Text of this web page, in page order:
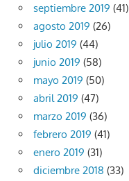
septiembre 2019 (41)
agosto 2019 (26)
julio 2019 (44)
junio 2019 (58)
mayo 2019 (50)
abril 2019 (47)
marzo 2019 (36)
febrero 2019 (41)
enero 2019 (31)
diciembre 2018 (33)